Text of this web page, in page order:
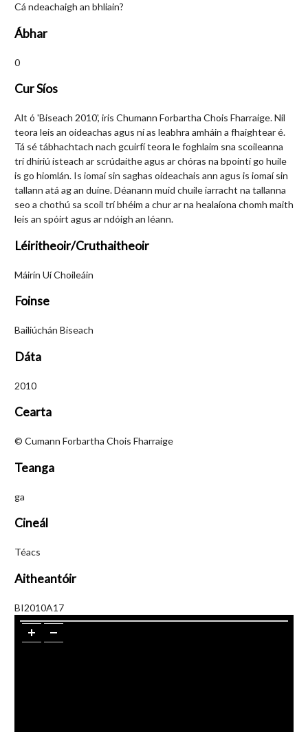
Cá ndeachaigh an bhliain?
Ábhar
0
Cur Síos
Alt ó 'Biseach 2010', iris Chumann Forbartha Chois Fharraige. Níl
teora leis an oideachas agus ní as leabhra amháin a fhaightear é.
Tá sé tábhachtach nach gcuirfí teora le foghlaim sna scoileanna
trí dhíriú isteach ar scrúdaithe agus ar chóras na bpointí go huile
is go hiomlán. Is iomaí sin saghas oideachais ann agus is iomaí sin
tallann atá ag an duine. Déanann muid chuile iarracht na tallanna
seo a chothú sa scoil trí bhéim a chur ar na healaíona chomh maith
leis an spóirt agus ar ndóigh an léann.
Léiritheoir/Cruthaitheoir
Máirín Uí Choileáin
Foinse
Bailiúchán Biseach
Dáta
2010
Cearta
© Cumann Forbartha Chois Fharraige
Teanga
ga
Cineál
Téacs
Aitheantóir
BI2010A17